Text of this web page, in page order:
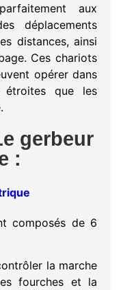
aux
déplacements
distances, ainsi
Ces chariots
opérer dans
étroites que les
gerbeur
:
composés de 6
la marche
fourches et la